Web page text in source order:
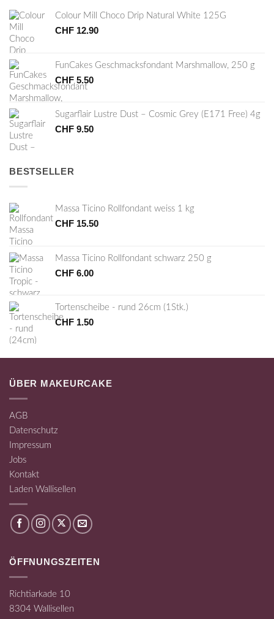
Colour Mill Choco Drip Natural White 125G
CHF 12.90
FunCakes Geschmacksfondant Marshmallow, 250 g
CHF 5.50
Sugarflair Lustre Dust – Cosmic Grey (E171 Free) 4g
CHF 9.50
BESTSELLER
Massa Ticino Rollfondant weiss 1 kg
CHF 15.50
Massa Ticino Rollfondant schwarz 250 g
CHF 6.00
Tortenscheibe - rund 26cm (1Stk.)
CHF 1.50
ÜBER MAKEURCAKE
AGB
Datenschutz
Impressum
Jobs
Kontakt
Laden Wallisellen
ÖFFNUNGSZEITEN
Richtiarkade 10
8304 Wallisellen